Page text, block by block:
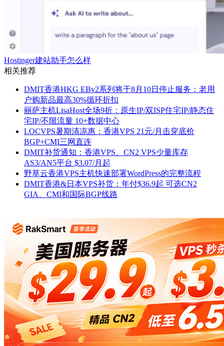
Hostinger建站助手怎么样
相关推荐
DMIT香港HKG EBv2系列将于8月10日停止服务：老用
户购新品最高30%循环折扣
丽萨主机LisaHost全场9折：原生IP/双ISP住宅IP/静态住
宅IP/不限流量 10+数据中心
LOCVPS暑期清凉惠：香港VPS 21元/月击穿底价
BGP+CMI三网直连
DMIT补货通知：香港VPS、CN2 VPS少量库存
AS3/AN5平台 $3.07/月起
野草云香港VPS主机快速部署WordPress的完整流程
DMIT香港&日本VPS补货：年付$36.9起 可选CN2
GIA、CMI和国际BGP线路